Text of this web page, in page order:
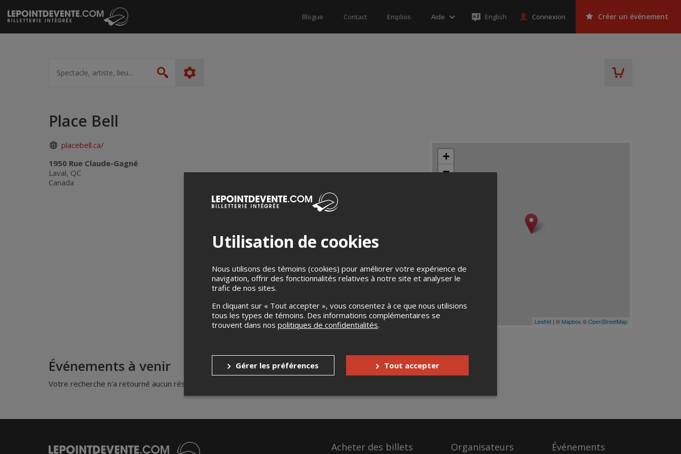
Passer
au
contenu
Blogue Contact Emplois Aide English Connexion Créer un événement
artiste,
lieu...
Rechercher
Place Bell
placebell.ca/
1950 Rue Claude-Gagné
Laval, QC
Canada
+
−
Leaflet | © Mapbox ©OpenStreetMap
Événements à venir
Votre recherche n'a retourné aucun résultat.
Acheter des billets Organisateurs Événements
Utilisation de cookies
Nous utilisons des témoins (cookies) pour améliorer votre expérience de
navigation, offrir des fonctionnalités relatives à notre site et analyser le
trafic de nos sites.
En cliquant sur « Tout accepter », vous consentez à ce que nous utilisions
tous les types de témoins. Des informations complémentaires se
trouvent dans nos politiques de confidentialités.
Gérer les préférences Tout accepter